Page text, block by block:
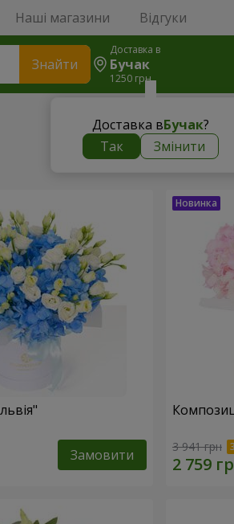
Наші магазини Відгуки
Знайти
Доставка в
Бучак
1250 грн
Доставка вБучак?
Так
Змінити
Замовити 3 941 грн